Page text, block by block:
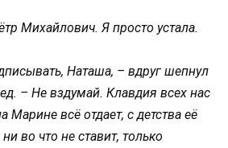
Михайлович. Я просто устала.
Наташа, – вдруг шепнул
– Не вздумай. Клавдия всех нас
Марине всё отдает, с детства её
во что не ставит, только